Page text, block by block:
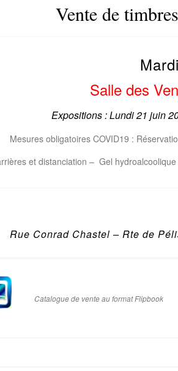
Vente de
Salle des
Expositions : Lundi 21 juin
Mesures obligatoires COVID19 :
et distanciation – Gel
Rue Conrad Chastel – Rte de
Catalogue de vente au format Flipbook